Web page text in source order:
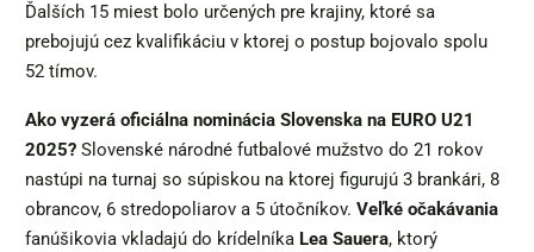
Ďalších 15 miest bolo určených pre krajiny, ktoré sa
prebojujú cez kvalifikáciu v ktorej o postup bojovalo spolu
52 tímov.
Ako vyzerá oficiálna nominácia Slovenska na EURO U21
2025? Slovenské národné futbalové mužstvo do 21 rokov
nastúpi na turnaj so súpiskou na ktorej figurujú 3 brankári, 8
obrancov, 6 stredopoliarov a 5 útočníkov. Veľké očakávania
fanúšikovia vkladajú do krídelníka Lea Sauera, ktorý